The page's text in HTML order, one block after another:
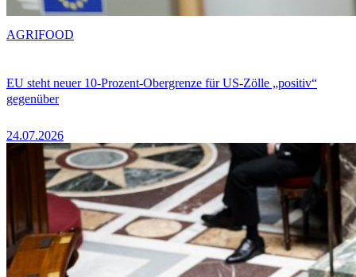
EU steht neuer 10-Prozent-Obergrenze für US-Zölle „positiv“
gegenüber
24.07.2026
AGRIFOOD